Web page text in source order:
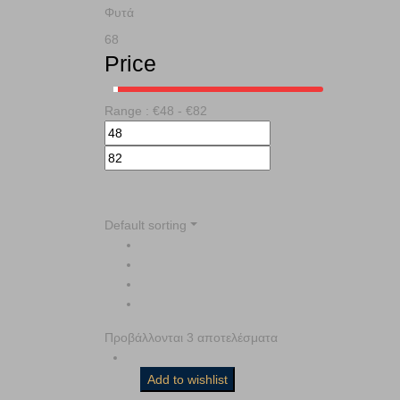
Φυτά
68
Price
Range : €48 - €82
Default sorting
Προβάλλονται 3 αποτελέσματα
Add to wishlist